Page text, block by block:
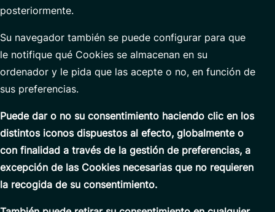
posteriormente.
Su navegador también se puede configurar para que
le notifique qué Cookies se almacenan en su
ordenador y le pida que las acepte o no, en función de
sus preferencias.
Puede dar o no su consentimiento haciendo clic en los
distintos iconos dispuestos al efecto, globalmenteo
con finalidad a través de la gestión de preferencias, a
excepción de las Cookiesnecesarias que no requieren
la recogida de su consentimiento.